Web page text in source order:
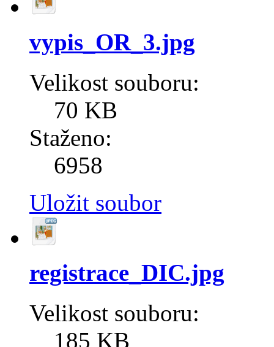
vypis_OR_3.jpg
Velikost souboru:
70 KB
Staženo:
6958
Uložit soubor
registrace_DIC.jpg
Velikost souboru:
185 KB